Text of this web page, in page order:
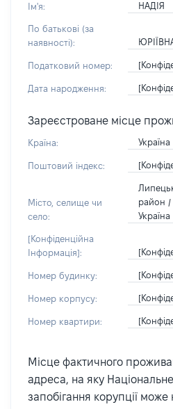
Ім'я: НАДІЯ
По батькові (за
наявності):
Податковий номер:
Дата народження:
Зареєстроване місце
Країна: Україна
Поштовий індекс:
Місто, селище чи
село:
район /
Україна
[Конфіденційна
Інформація]:
Номер будинку:
Номер корпусу:
Номер квартири:
Місце фактичного
адреса, на яку
запобігання корупції